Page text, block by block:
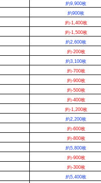
約9,900枚
約900枚
約-1,400枚
約-1,500枚
約2,600枚
約-200枚
約3,100枚
約-700枚
約-900枚
約-500枚
約-400枚
約-1,200枚
約2,200枚
約-600枚
約-800枚
約5,800枚
約-900枚
約-300枚
約5,400枚